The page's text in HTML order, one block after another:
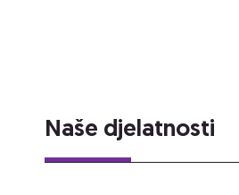
Naše djelatnosti